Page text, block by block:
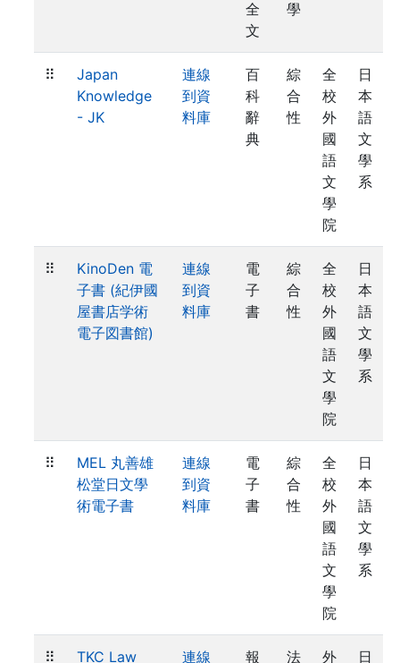
全
文
學
⠿
Japan
Knowledge
- JK
連線
到資
料庫
百
科
辭
典
綜
合
性
全
校
外
國
語
文
學
院
日
本
語
文
學
系
⠿
KinoDen 電
子書 (紀伊國
屋書店学術
電子図書館)
連線
到資
料庫
電
子
書
綜
合
性
全
校
外
國
語
文
學
院
日
本
語
文
學
系
⠿
MEL 丸善雄
松堂日文學
術電子書
連線
到資
料庫
電
子
書
綜
合
性
全
校
外
國
語
文
學
院
日
本
語
文
學
系
⠿
TKC Law
連線
報
法
外
日